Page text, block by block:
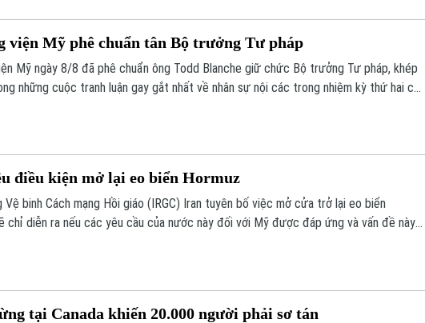
viện Mỹ phê chuẩn tân Bộ trưởng Tư pháp
Mỹ ngày 8/8 đã phê chuẩn ông Todd Blanche giữ chức Bộ trưởng Tư pháp, khép
những cuộc tranh luận gay gắt nhất về nhân sự nội các trong nhiệm kỳ thứ hai của
điều kiện mở lại eo biển Hormuz
Vệ binh Cách mạng Hồi giáo (IRGC) Iran tuyên bố việc mở cửa trở lại eo biển
chỉ diễn ra nếu các yêu cầu của nước này đối với Mỹ được đáp ứng và vấn đề này
tại Canada khiến 20.000 người phải sơ tán